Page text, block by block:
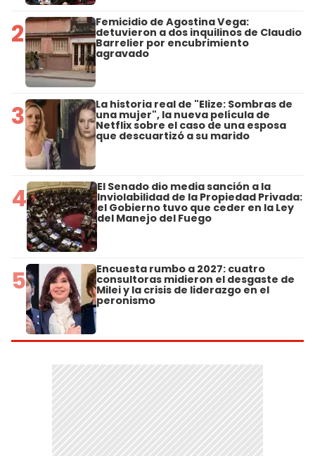
2 Femicidio de Agostina Vega:
detuvieron a dos inquilinos de Claudio
Barrelier por encubrimiento
agravado
3 La historia real de "Elize: Sombras de
una mujer", la nueva película de
Netflix sobre el caso de una esposa
que descuartizó a su marido
4 El Senado dio media sanción a la
Inviolabilidad de la Propiedad Privada:
el Gobierno tuvo que ceder en la Ley
del Manejo del Fuego
5 Encuesta rumbo a 2027: cuatro
consultoras midieron el desgaste de
Milei y la crisis de liderazgo en el
peronismo